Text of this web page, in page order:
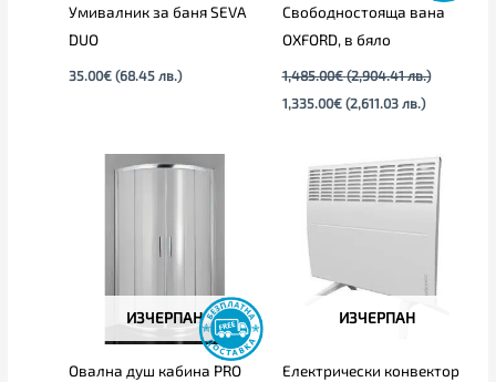
Умивалник за баня SEVA
DUO
35.00€ (68.45 лв.)
Свободностояща вана
OXFORD, в бяло
1,485.00€ (2,904.41 лв.)
1,335.00€ (2,611.03 лв.)
ИЗЧЕРПАН
Овална душ кабина PRO
Price
ИЗЧЕРПАН
Електрически конвектор